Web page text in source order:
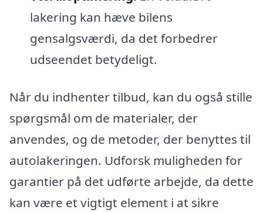
lakering kan hæve bilens
gensalgsværdi, da det forbedrer
udseendet betydeligt.
Når du indhenter tilbud, kan du også stille
spørgsmål om de materialer, der
anvendes, og de metoder, der benyttes til
autolakeringen. Udforsk muligheden for
garantier på det udførte arbejde, da dette
kan være et vigtigt element i at sikre